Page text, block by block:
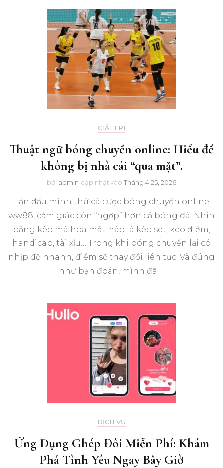
GIẢI TRÍ
Thuật ngữ bóng chuyền online: Hiểu để
không bị nhà cái “qua mặt”.
bởi admin cập nhật vào Tháng 4 25, 2026
Lần đầu mình thử cá cược bóng chuyền online
ww88, cảm giác còn “ngợp” hơn cả bóng đá. Nhìn
bảng kèo mà hoa mắt: nào là kèo set, kèo điểm,
handicap, tài xỉu… Trong khi bóng chuyền lại có
nhịp độ nhanh, điểm số thay đổi liên tục. Và đúng
như bạn đoán, mình đã …
DỊCH VỤ
Ứng Dụng Ghép Đôi Miễn Phí: Khám
Phá Tình Yêu Ngay Bây Giờ